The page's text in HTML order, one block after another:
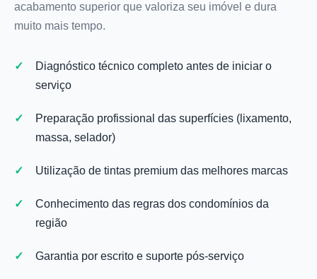
acabamento superior que valoriza seu imóvel e dura
muito mais tempo.
Diagnóstico técnico completo antes de iniciar o
serviço
Preparação profissional das superfícies (lixamento,
massa, selador)
Utilização de tintas premium das melhores marcas
Conhecimento das regras dos condomínios da
região
Garantia por escrito e suporte pós-serviço